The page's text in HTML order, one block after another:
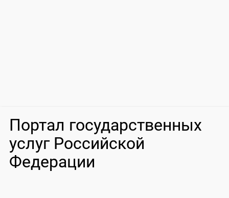
Портал государственных
услуг Российской
Федерации